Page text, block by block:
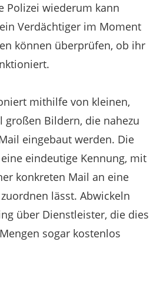
Polizei wiederum kann
Verdächtiger im Moment
können überprüfen, ob ihr
mithilfe von kleinen,
großen Bildern, die nahezu
eingebaut werden. Die
eindeutige Kennung, mit
konkreten Mail an eine
lässt. Abwickeln
über Dienstleister, die dies
sogar kostenlos